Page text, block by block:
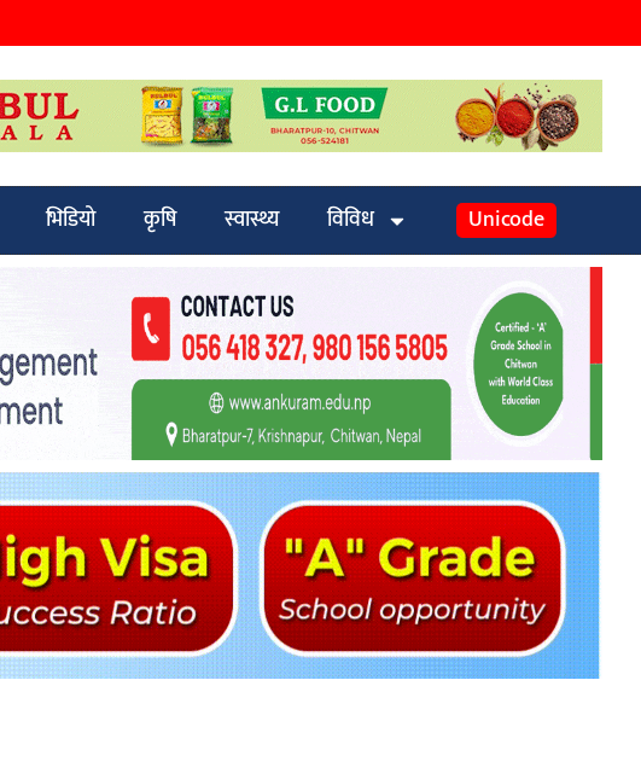
भिडियो कृषि स्वास्थ्य विविध Unicode